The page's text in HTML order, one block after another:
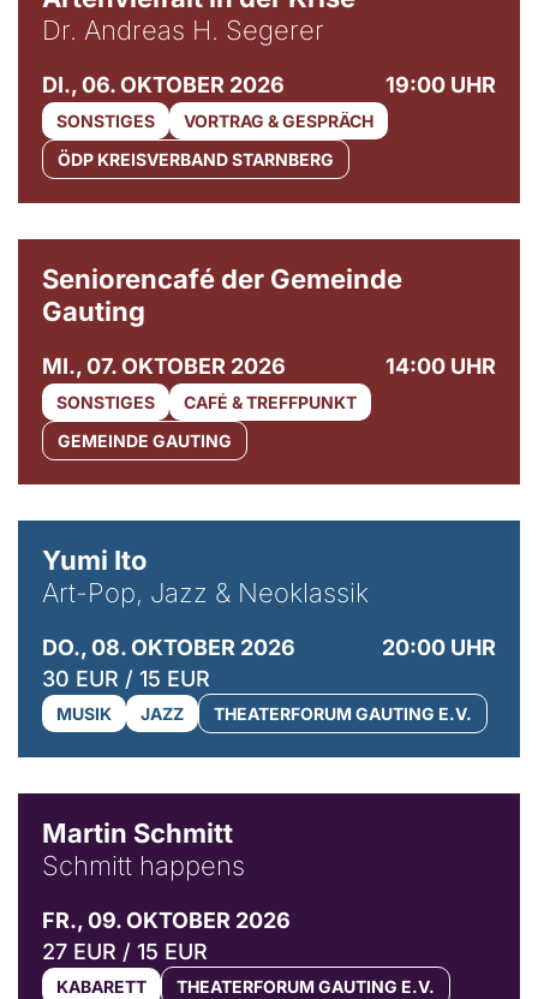
Dr. Andreas H. Segerer
DI., 06. OKTOBER 2026 19:00 UHR
SONSTIGES
VORTRAG & GESPRÄCH
ÖDP KREISVERBAND STARNBERG
Seniorencafé der Gemeinde
Gauting
MI., 07. OKTOBER 2026 14:00 UHR
SONSTIGES
CAFÉ & TREFFPUNKT
GEMEINDE GAUTING
Yumi Ito
Art-Pop, Jazz & Neoklassik
DO., 08. OKTOBER 2026
20:00 UHR
30 EUR / 15 EUR
MUSIK JAZZ THEATERFORUM GAUTING E.V.
Martin Schmitt
Schmitt happens
FR., 09. OKTOBER 2026
27 EUR / 15 EUR
KABARETT THEATERFORUM GAUTING E.V.